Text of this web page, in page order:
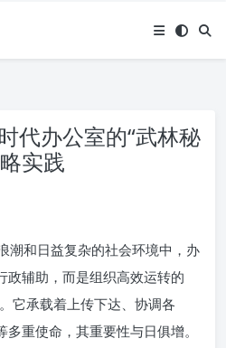
代办公室的“武林秘
实践
潮和日益复杂的社会环境中，办
政辅助，而是组织高效运转的
它承载着上传下达、协调各
重使命，其重要性与日俱增。